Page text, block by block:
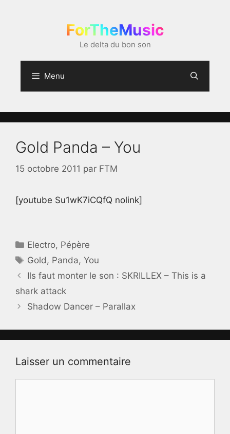
ForTheMusic
Le delta du bon son
Menu
Gold Panda – You
15 octobre 2011 par FTM
[youtube Su1wK7iCQfQ nolink]
Catégories
Electro, Pépère
Étiquettes
Gold, Panda,You
Ils faut monter le son : SKRILLEX – This is a
shark attack
Shadow Dancer – Parallax
Laisser un commentaire